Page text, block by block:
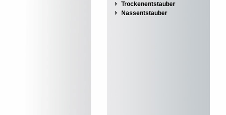
Trockenentstauber
Nassentstauber